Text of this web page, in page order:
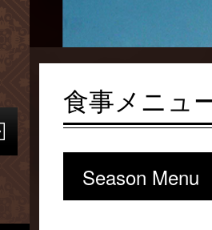
食事メニュ
Season Menu